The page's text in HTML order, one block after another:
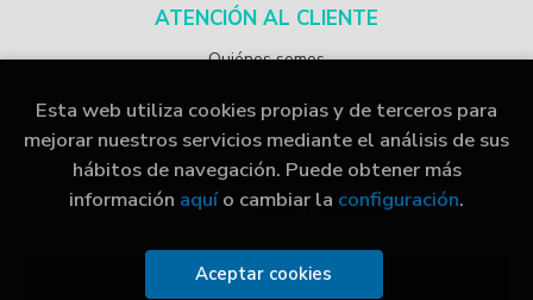
Añadir a mi cesta
ATENCIÓN AL CLIENTE
Quiénes somos
2026 © Librería Papelería Navarro. Todos los Derechos
Reservados |Grupo Trevenque
Esta web utiliza cookies propias y de terceros para
mejorar nuestros servicios mediante el análisis de sus
hábitos de navegación. Puede obtener más
información aquío cambiar la configuración.
Aceptar cookies